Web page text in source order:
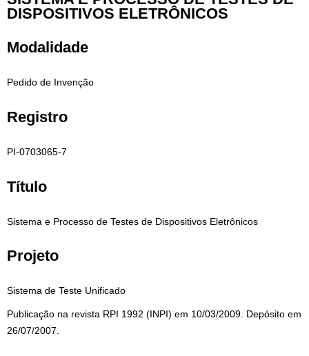
DISPOSITIVOS ELETRÔNICOS
Modalidade
Pedido de Invenção
Registro
PI-0703065-7
Título
Sistema e Processo de Testes de Dispositivos Eletrônicos
Projeto
Sistema de Teste Unificado
Publicação na revista RPI 1992 (INPI) em 10/03/2009. Depósito em
26/07/2007.